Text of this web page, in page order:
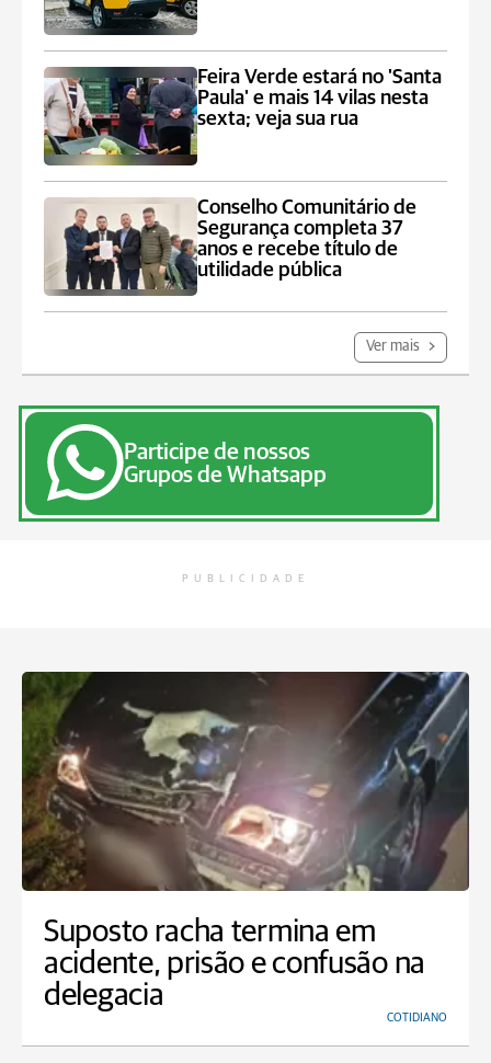
Feira Verde estará no 'Santa
Paula' e mais 14 vilas nesta
sexta; veja sua rua
Conselho Comunitário de
Segurança completa 37
anos e recebe título de
utilidade pública
Ver mais
Participe de nossos
Grupos de Whatsapp
PUBLICIDADE
Suposto racha termina em
acidente, prisão e confusão na
delegacia
COTIDIANO